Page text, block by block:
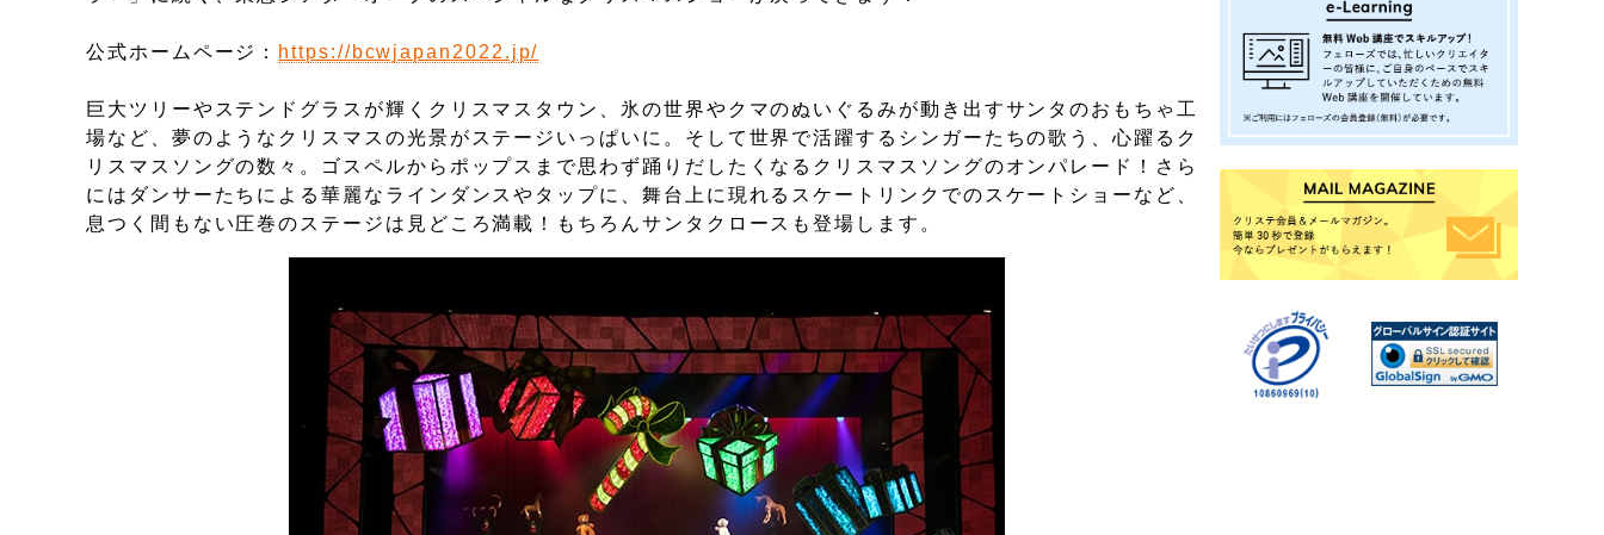
公式ホームページ： https://bcwjapan2022.jp/
巨大ツリーやステンドグラスが輝くクリスマスタウン、氷の世界やクマのぬいぐるみが動き出すサンタのおもちゃ工
場など、夢のようなクリスマスの光景がステージいっぱいに。そして世界で活躍するシンガーたちの歌う、心躍るク
リスマスソングの数々。ゴスペルからポップスまで思わず踊りだしたくなるクリスマスソングのオンパレード！さら
にはダンサーたちによる華麗なラインダンスやタップに、舞台上に現れるスケートリンクでのスケートショーなど、
息つく間もない圧巻のステージは見どころ満載！もちろんサンタクロースも登場します。